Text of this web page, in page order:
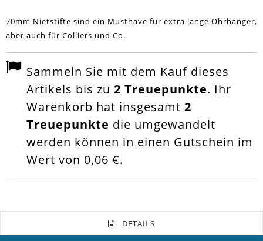
70mm Nietstifte sind ein Musthave für extra lange Ohrhänger,
aber auch für Colliers und Co.
Sammeln Sie mit dem Kauf dieses
Artikels bis zu 2 Treuepunkte. Ihr
Warenkorb hat insgesamt 2
Treuepunkte die umgewandelt
werden können in einen Gutschein im
Wert von 0,06 €.
DETAILS